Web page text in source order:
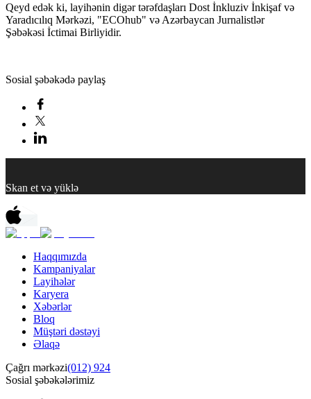
Qeyd edək ki, layihənin digər tərəfdaşları Dost İnkluziv İnkişaf və
Yaradıcılıq Mərkəzi, "ECOhub" və Azərbaycan Jurnalistlər
Şəbəkəsi İctimai Birliyidir.
Sosial şəbəkədə paylaş
Skan et və yüklə
Haqqımızda
Kampaniyalar
Layihələr
Karyera
Xəbərlər
Bloq
Müştəri dəstəyi
Əlaqə
Çağrı mərkəzi(012) 924
Sosial şəbəkələrimiz